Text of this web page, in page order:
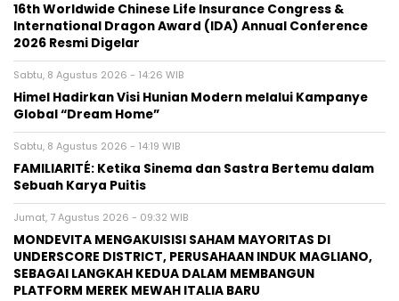
16th Worldwide Chinese Life Insurance Congress &
International Dragon Award (IDA) Annual Conference
2026 Resmi Digelar
Sabtu, 8 Agustus 2026 - 14:26 WIB
Himel Hadirkan Visi Hunian Modern melalui Kampanye
Global “Dream Home”
Sabtu, 8 Agustus 2026 - 14:19 WIB
FAMILIARITÉ: Ketika Sinema dan Sastra Bertemu dalam
Sebuah Karya Puitis
Jumat, 7 Agustus 2026 - 09:32 WIB
MONDEVITA MENGAKUISISI SAHAM MAYORITAS DI
UNDERSCORE DISTRICT, PERUSAHAAN INDUK MAGLIANO,
SEBAGAI LANGKAH KEDUA DALAM MEMBANGUN
PLATFORM MEREK MEWAH ITALIA BARU